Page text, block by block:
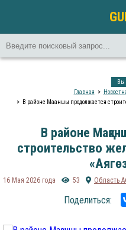
Вы
Главная
В районе Мақаншы продолжается
В районе
строительство
16 Мая 2026 года 53 Область
Поделиться: